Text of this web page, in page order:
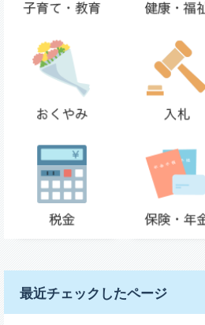
最近チェックしたページ